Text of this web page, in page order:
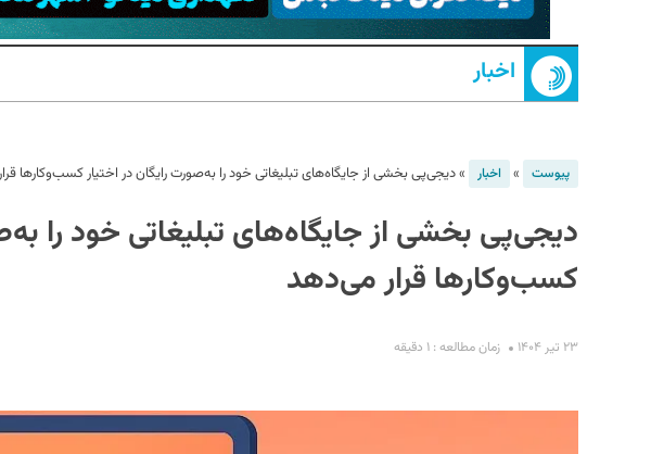
اخبار
پیوست » اخبار »دیجی‌پی بخشی از جایگاه‌های تبلیغاتی خود را به‌صورت رایگان در اختیار کسب‌وکارها
دیجی‌پی بخشی از جایگاه‌های تبلیغاتی خود را
کسب‌وکارها قرار می‌دهد
۲۳ تیر ۱۴۰۴ زمان مطالعه : ۱ دقیقه